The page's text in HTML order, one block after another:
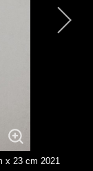
x 23 cm 2021